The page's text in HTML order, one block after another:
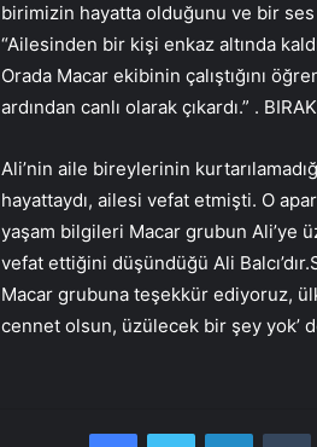
birimizin hayatta olduğunu ve bir
“Ailesinden bir kişi enkaz altında
Orada Macar ekibinin çalıştığını
ardından canlı olarak çıkardı.” .
Ali’nin aile bireylerinin
hayattaydı, ailesi vefat etmişti. O
yaşam bilgileri Macar grubun Ali’ye
vefat ettiğini düşündüğü Ali
Macar grubuna teşekkür ediyoruz,
cennet olsun, üzülecek bir şey yok’
FacebookTwitter LinkedIn